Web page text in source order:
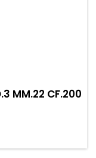
MM.22 CF.200